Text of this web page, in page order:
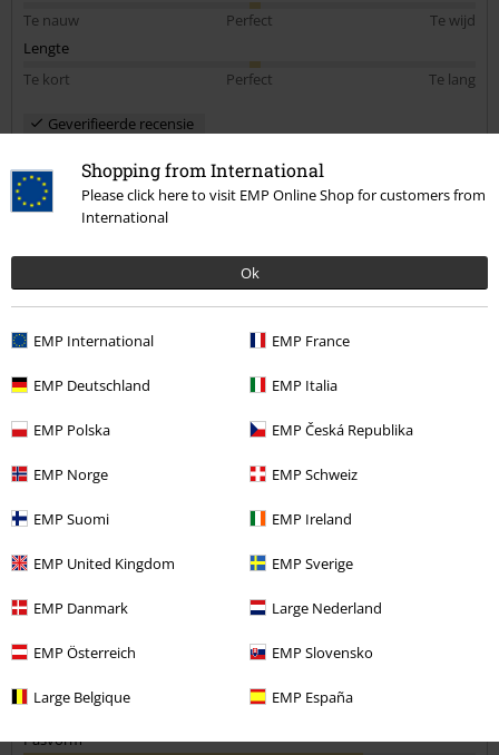
Shopping from International
Please click here to visit EMP Online Shop for customers from
International
Ok
EMP International EMP France
EMP Deutschland EMP Italia
EMP Polska EMP Česká Republika
EMP Norge EMP Schweiz
EMP Suomi EMP Ireland
EMP United Kingdom EMP Sverige
EMP Danmark Large Nederland
EMP Österreich EMP Slovensko
Large Belgique EMP España
Te nauw
Perfect
Te wijd
Lengte
Te kort
Perfect Te lang
Geverifieerde recensie
Opmerking
Lengte in meter (bijv. 1,78): 1.65
Heerlijke stof, lekker lang en heel ruim, heb altijd maat M, maar had
bij deze beter maat S kunnen kiezen
Kwaliteit
Ontwerp
Pasvorm